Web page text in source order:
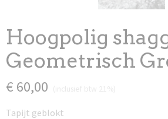
Hoogpolig
Geometrisch
€ 60,00
Tapijt geblokt